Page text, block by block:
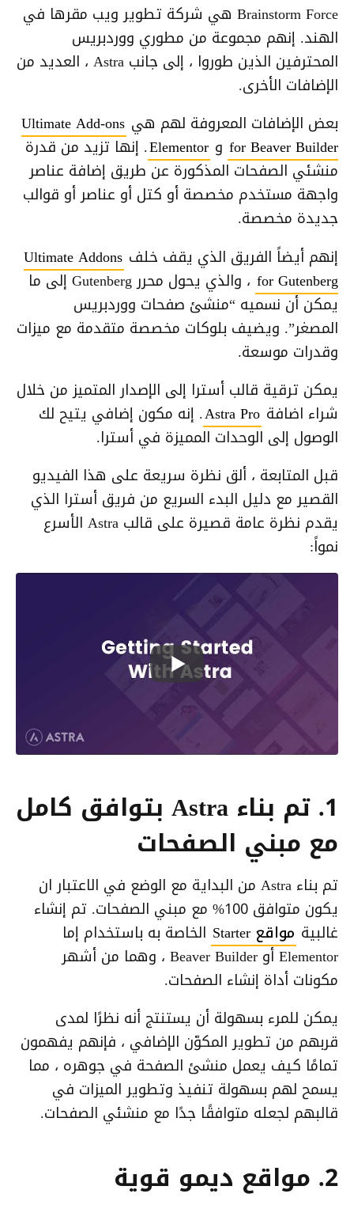
Brainstorm Force هي شركة تطوير ويب مقرها في
الهند. إنهم مجموعة من مطوري ووردبريس
المحترفين الذين طوروا ، إلى جانب Astra ، العديد من
الإضافات الأخرى.
بعض الإضافات المعروفة لهم هي Ultimate Add-ons
for Beaver Builder و Elementor. إنها تزيد من قدرة
منشئي الصفحات المذكورة عن طريق إضافة عناصر
واجهة مستخدم مخصصة أو كتل أو عناصر أو قوالب
جديدة مخصصة.
إنهم أيضاً الفريق الذي يقف خلف Ultimate Addons
for Gutenberg
، والذي يحول محرر Gutenberg إلى ما
يمكن أن نسميه “منشئ صفحات ووردبريس
المصغر”. ويضيف بلوكات مخصصة متقدمة مع ميزات
وقدرات موسعة.
يمكن ترقية قالب أسترا إلى الإصدار المتميز من خلال
شراء اضافة Astra Pro. إنه مكون إضافي يتيح لك
الوصول إلى الوحدات المميزة في أسترا.
قبل المتابعة ، ألق نظرة سريعة على هذا الفيديو
القصير مع دليل البدء السريع من فريق أسترا الذي
يقدم نظرة عامة قصيرة على قالب Astra الأسرع
نمواً:
1. تم بناء Astra بتوافق كامل
مع مبني الصفحات
تم بناء Astra من البداية مع الوضع في الاعتبار ان
يكون متوافق 100% مع مبني الصفحات. تم إنشاء
غالبية مواقع Starter
الخاصة به باستخدام إما
Elementor أو Beaver Builder ، وهما من أشهر
مكونات أداة إنشاء الصفحات.
يمكن للمرء بسهولة أن يستنتج أنه نظرًا لمدى
قربهم من تطوير المكوّن الإضافي ، فإنهم يفهمون
تمامًا كيف يعمل منشئ الصفحة في جوهره ، مما
يسمح لهم بسهولة تنفيذ وتطوير الميزات في
قالبهم لجعله متوافقًا جدًا مع منشئي الصفحات.
2. مواقع ديمو قوية